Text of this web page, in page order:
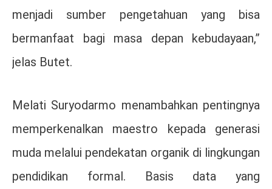
menjadi sumber pengetahuan yang bisa
bermanfaat bagi masa depan kebudayaan,”
jelas Butet.
Melati Suryodarmo menambahkan pentingnya
memperkenalkan maestro kepada generasi
muda melalui pendekatan organik di lingkungan
pendidikan formal. Basis data yang